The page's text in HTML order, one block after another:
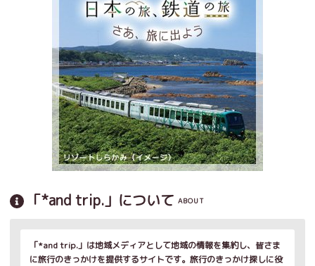
「*and trip.」について ABOUT
「*and trip.」は地域メディアとして地域の情報を集約し、皆さま
に旅行のきっかけを提供するサイトです。旅行のきっかけ探しに役